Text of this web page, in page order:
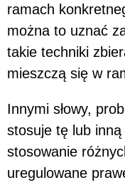
ramach
można to uznać
takie techniki
mieszczą się w
Innymi słowy,
stosuje tę lub
stosowanie
uregulowane